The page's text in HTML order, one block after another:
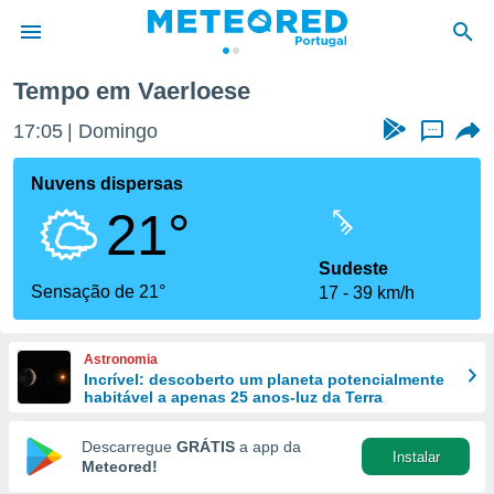
da
foi
fornecidas
a este
das
e
forma
digital
Tempo em Vaerloese
17:05 Domingo ...
Nuvens dispersas
21°
Sensação de 21°
Sudeste
17
39 km/h
Astronomia
Incrível: descoberto um planeta potencialmente
habitável a apenas 25 anos-luz da Terra
Descarregue GRÁTIS a app da
Meteored!
Instalar